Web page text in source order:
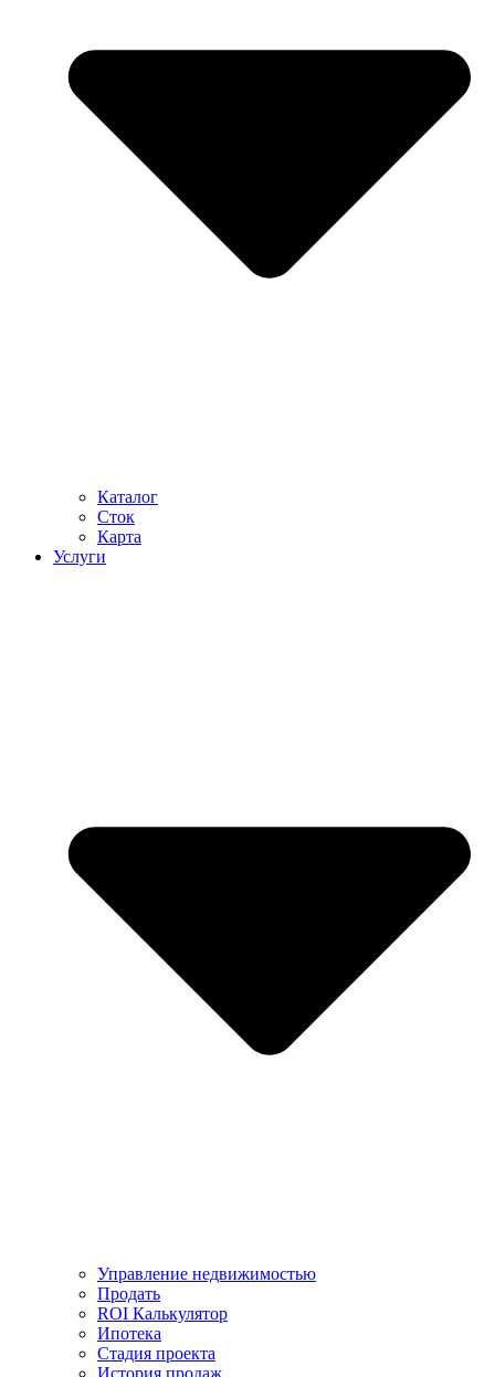
Каталог
Сток
Карта
Услуги
Управление недвижимостью
Продать
ROI Калькулятор
Ипотека
Стадия проекта
История продаж